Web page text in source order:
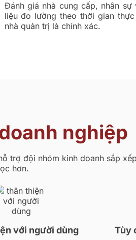
Đánh giá nhà cung cấp, nhân
liệu đo lường theo thời gian
nhà quản trị là chính xác.
nghiệp
trợ đội nhóm kinh doanh sắp
hơn.
với người dùng Tùy